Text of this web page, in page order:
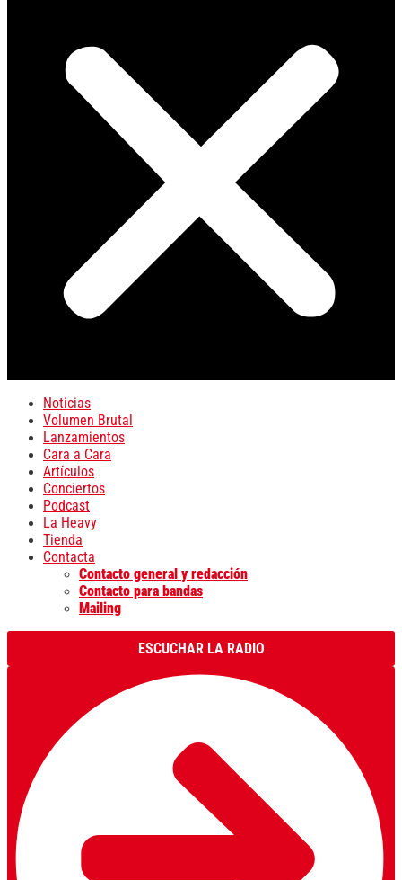
Noticias
Volumen Brutal
Lanzamientos
Cara a Cara
Artículos
Conciertos
Podcast
La Heavy
Tienda
Contacta
Contacto general y redacción
Contacto para bandas
Mailing
ESCUCHAR LA RADIO